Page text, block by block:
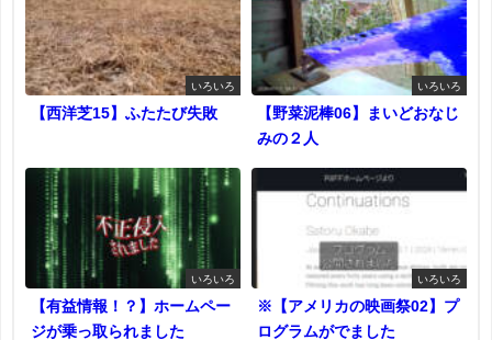
いろいろ
【西洋芝15】ふたたび失敗
いろいろ
【野菜泥棒06】まいどおなじ
みの２人
いろいろ
【有益情報！？】ホームペー
ジが乗っ取られました
いろいろ
※【アメリカの映画祭02】プ
ログラムがでました